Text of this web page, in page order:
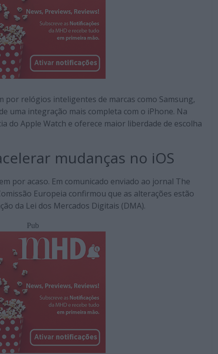
por relógios inteligentes de marcas como Samsung,
uma integração mais completa com o iPhone. Na
do Apple Watch e oferece maior liberdade de escolha
mudanças no iOS
por acaso. Em comunicado enviado ao jornal The
Europeia confirmou que as alterações estão
da Lei dos Mercados Digitais (DMA).
Pub